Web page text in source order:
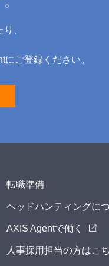
、
ご登録ください。
転職準備
ヘッドハンティングに
AXIS Agentで働く
人事採用担当の方はこ